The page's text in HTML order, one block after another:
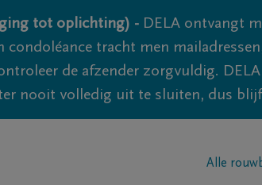
tot oplichting) - DELA ontvangt
tracht men
de afzender zorgvuldig.
nooit volledig uit te sluiten, dus blijf
Alle